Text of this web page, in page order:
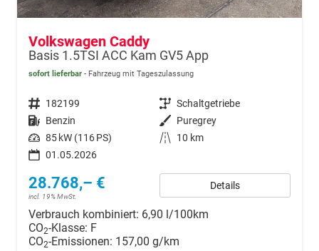
Volkswagen Caddy
Basis 1.5TSI ACC Kam GV5 App
sofort lieferbar Fahrzeug mit Tageszulassung
Fahrzeugnr. 182199 Getriebe Schaltgetriebe
Kraftstoff Benzin Außenfarbe Puregrey
Leistung 85 kW (116 PS) Kilometerstand
10 km
01.05.2026
28.768,– €
incl. 19% MwSt.
Details
Verbrauch kombiniert: 6,90 l/100km
CO2-Klasse: F
CO2-Emissionen: 157,00 g/km